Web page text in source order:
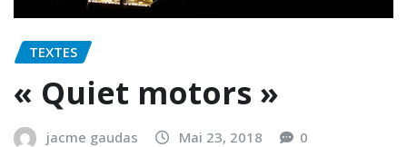
TEXTES
« Quiet motors »
jacme gaudas Mai 23, 2018 0